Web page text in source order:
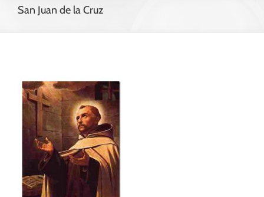
CUIDADO PASTORAL
COMUNITARIOS
CAMPUS
COLABORA
San Juan de la Cruz